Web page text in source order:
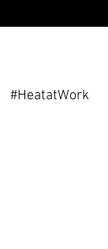
#HeatatWork